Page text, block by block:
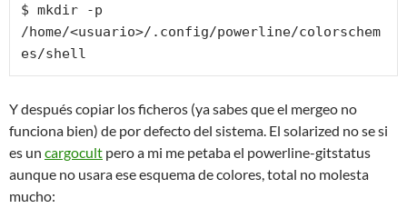
$ mkdir -p
/home/<usuario>/.config/powerline/colorschem
es/shell
Y después copiar los ficheros (ya sabes que el mergeo no
funciona bien) de por defecto del sistema. El solarized no se si
es un cargocult pero a mi me petaba el powerline-gitstatus
aunque no usara ese esquema de colores, total no molesta
mucho: